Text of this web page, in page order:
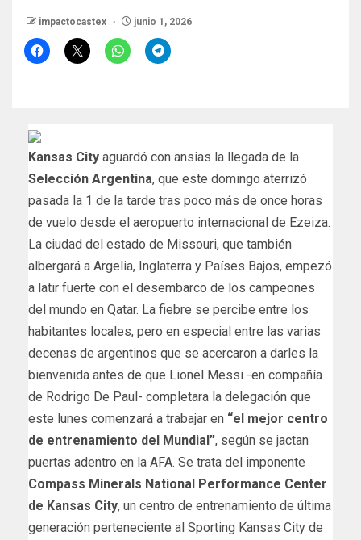
impactocastex junio 1, 2026
Kansas City aguardó con ansias la llegada de la
Selección Argentina, que este domingo aterrizó
pasada la 1 de la tarde tras poco más de once horas
de vuelo desde el aeropuerto internacional de Ezeiza.
La ciudad del estado de Missouri, que también
albergará a Argelia, Inglaterra y Países Bajos, empezó
a latir fuerte con el desembarco de los campeones
del mundo en Qatar. La fiebre se percibe entre los
habitantes locales, pero en especial entre las varias
decenas de argentinos que se acercaron a darles la
bienvenida antes de que Lionel Messi -en compañía
de Rodrigo De Paul- completara la delegación que
este lunes comenzará a trabajar en “el mejor centro
de entrenamiento del Mundial”, según se jactan
puertas adentro en la AFA. Se trata del imponente
Compass Minerals National Performance Center
de Kansas City, un centro de entrenamiento de última
generación perteneciente al Sporting Kansas City de